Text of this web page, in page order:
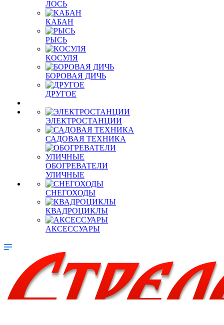
ЛОСЬ
КАБАН
РЫСЬ
КОСУЛЯ
БОРОВАЯ ДИЧЬ
ДРУГОЕ
ЭЛЕКТРОСТАНЦИИ
САДОВАЯ ТЕХНИКА
ОБОГРЕВАТЕЛИ
УЛИЧНЫЕ
СНЕГОХОДЫ
КВАДРОЦИКЛЫ
АКСЕССУАРЫ